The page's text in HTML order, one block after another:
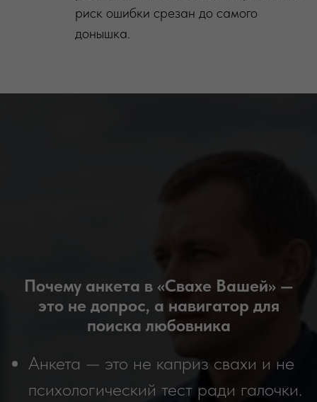
риск ошибки срезан до самого
донышка.
Почему анкета в «Свахе Вашей» —
это не допрос, а навигатор для
поиска любовника
Анкета — это не каприз свахи и не
психологический тест ради галочки.